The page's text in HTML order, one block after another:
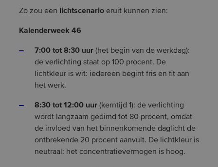
Zo zou een lichtscenario eruit kunnen zien:
Kalenderweek 46
7:00 tot 8:30 uur (het begin van de werkdag):
de verlichting staat op 100 procent. De
lichtkleur is wit: iedereen begint fris en fit aan
het werk.
8:30 tot 12:00 uur (kerntijd 1): de verlichting
wordt langzaam gedimd tot 80 procent, omdat
de invloed van het binnenkomende daglicht de
ontbrekende 20 procent aanvult. De lichtkleur is
neutraal: het concentratievermogen is hoog.